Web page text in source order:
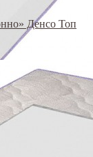
Денсо Топ